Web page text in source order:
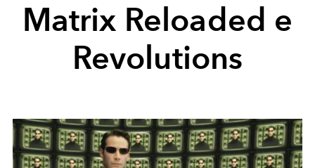
Matrix Reloaded e
Revolutions